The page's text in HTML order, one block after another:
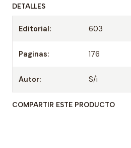
DETALLES
Editorial: 603
Paginas: 176
Autor: S/i
COMPARTIR ESTE PRODUCTO